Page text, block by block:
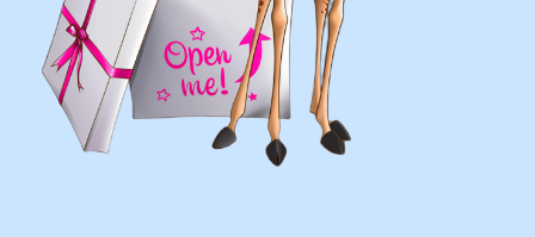
Присылайте картинку, и мы с
удовольствием соберем
похожую композицию!